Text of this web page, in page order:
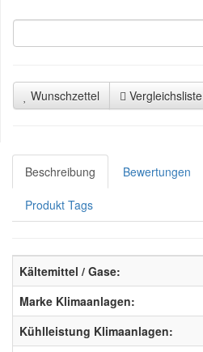
Wunschzettel Vergleichsliste
Beschreibung Bewertungen
Produkt Tags
Kältemittel / Gase:
Marke Klimaanlagen:
Kühlleistung Klimaanlagen: